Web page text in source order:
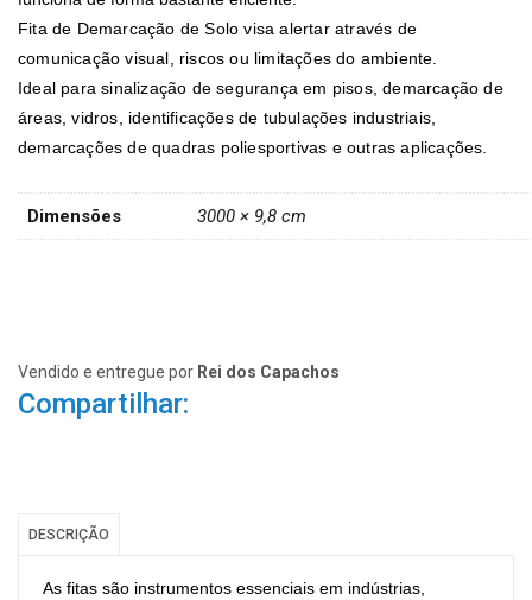
Fita de Demarcação de Solo visa alertar através de
comunicação visual, riscos ou limitações do ambiente.
Ideal para sinalização de segurança em pisos, demarcação de
áreas, vidros, identificações de tubulações industriais,
demarcações de quadras poliesportivas e outras aplicações.
Dimensões 3000 × 9,8 cm
Vendido e entregue por Rei dos Capachos
Compartilhar:
DESCRIÇÃO
As fitas são instrumentos essenciais em indústrias,